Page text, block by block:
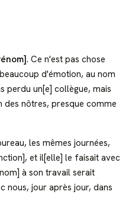
. Ce n'est pas chose
d'émotion, au nom
perdu un[e] collègue, mais
des nôtres, presque comme
les mêmes journées,
et il[elle] le faisait avec
à son travail serait
nous, jour après jour, dans